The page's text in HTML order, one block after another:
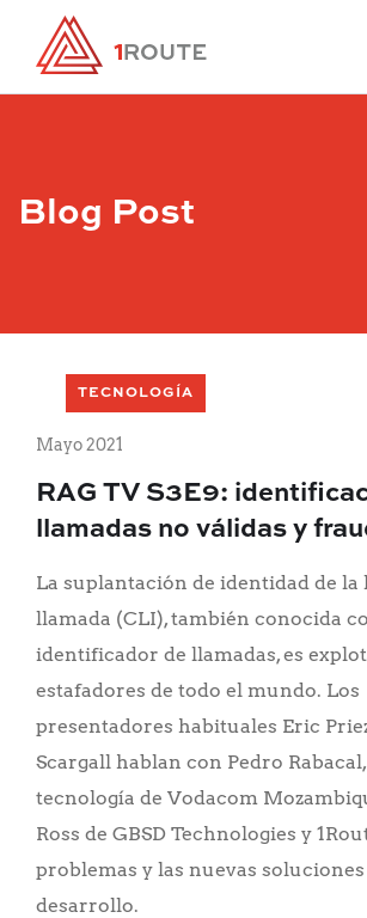
Blog Post
TECNOLOGÍA
Mayo 2021
RAG TV S3E9:
llamadas no válidas y
La suplantación de identidad de la
llamada (CLI), también conocida
identificador de llamadas, es
estafadores de todo el mundo. Los
presentadores habituales Eric
Scargall hablan con Pedro
tecnología de Vodacom
Ross de GBSD Technologies y
problemas y las nuevas
desarrollo.